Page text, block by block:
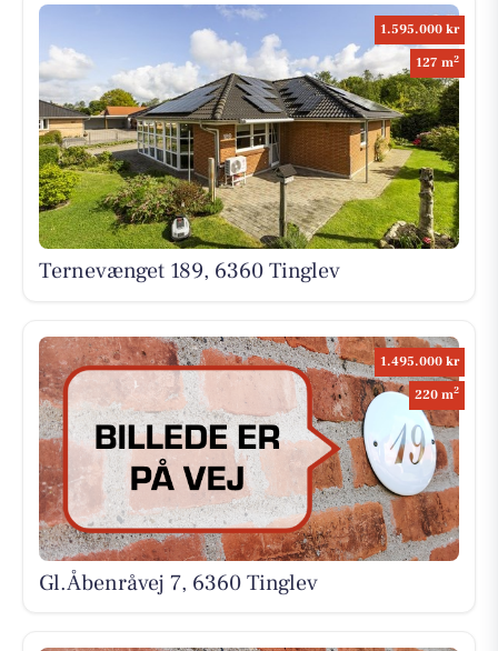
1.595.000 kr
127 m2
Ternevænget 189, 6360 Tinglev
1.495.000 kr
220 m2
Gl.Åbenråvej 7, 6360 Tinglev